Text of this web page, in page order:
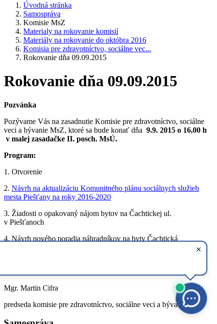
Úvodná stránka
Samospráva
Komisie MsZ
Materialy na rokovanie komisií
Materiály na rokovanie do októbra 2016
Komisia pre zdravotníctvo, sociálne vec...
Rokovanie dňa 09.09.2015
Rokovanie dňa 09.09.2015
Pozvánka
Pozývame Vás na zasadnutie Komisie pre zdravotníctvo, sociálne
veci a bývanie MsZ, ktoré sa bude konať dňa 9.9. 2015 o 16,00 h
v malej zasadačke II. posch. MsÚ.
Program:
1. Otvorenie
2. Návrh na aktualizáciu Komunitného plánu sociálnych služieb
mesta Piešťany na roky 2016-2020
3. Žiadosti o opakovaný nájom bytov na Čachtickej ul.
v Piešťanoch
4. Návrh nového poradia náhradníkov na byty Čachtická
Mgr. Martin Cifra
predseda komisie pre zdravotníctvo, sociálne veci a bývanie